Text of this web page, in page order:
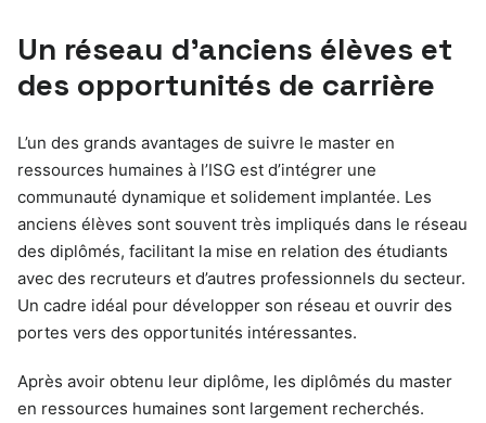
Un réseau d’anciens élèves et
des opportunités de carrière
L’un des grands avantages de suivre le master en
ressources humaines à l’ISG est d’intégrer une
communauté dynamique et solidement implantée. Les
anciens élèves sont souvent très impliqués dans le réseau
des diplômés, facilitant la mise en relation des étudiants
avec des recruteurs et d’autres professionnels du secteur.
Un cadre idéal pour développer son réseau et ouvrir des
portes vers des opportunités intéressantes.
Après avoir obtenu leur diplôme, les diplômés du master
en ressources humaines sont largement recherchés.